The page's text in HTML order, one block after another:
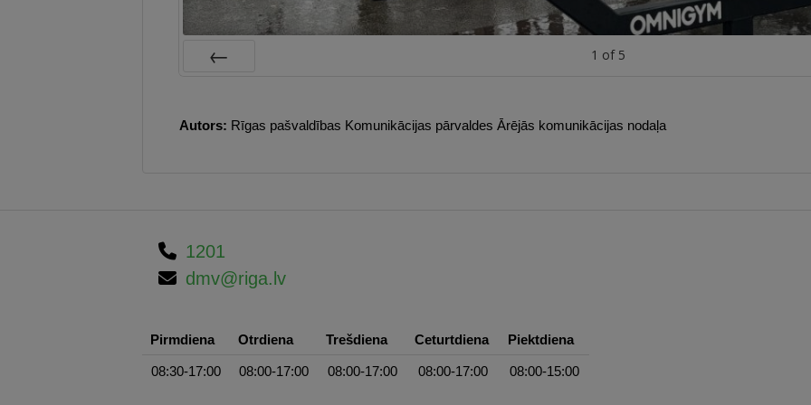
1 of 5
Autors: Rīgas pašvaldības Komunikācijas pārvaldes Ārējās komunikācijas nodaļa
1201
dmv@riga.lv
Pirmdiena Otrdiena Trešdiena Ceturtdiena Piektdiena
08:30-17:00 08:00-17:00 08:00-17:00 08:00-17:00 08:00-15:00